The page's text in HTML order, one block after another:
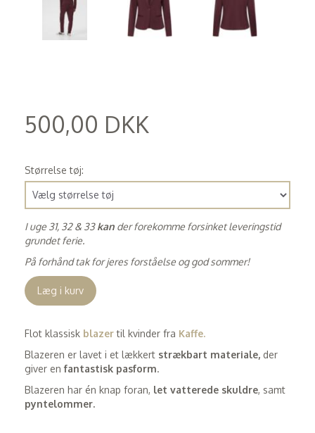
500,00 DKK
Størrelse tøj:
I uge 31, 32 & 33kan der forekomme forsinket leveringstid
grundet ferie.
På forhånd tak for jeres forståelse og god sommer!
Læg i kurv
Flot klassisk blazertil kvinder fra Kaffe.
Blazeren er lavet i et lækkert strækbart materiale, der
giver en fantastisk pasform.
Blazeren har én knap foran, let vatterede skuldre, samt
pyntelommer.